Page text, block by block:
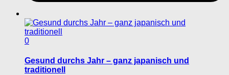
0
Gesund durchs Jahr – ganz japanisch und
traditionell